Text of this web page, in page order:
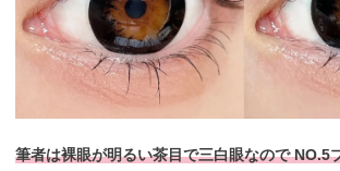
筆者は裸眼が明るい茶目で三白眼なので NO.5